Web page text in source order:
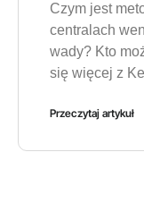
Czym jest
centralach
wady? Kto
się więcej z
Przeczytaj artykuł